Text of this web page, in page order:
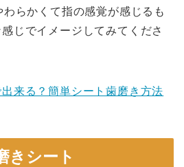
らかくて指の感覚が感じるも
じでイメージしてみてくださ
来る？簡単シート歯磨き方法
きシート